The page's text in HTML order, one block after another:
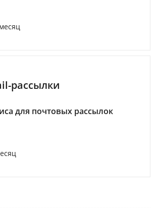
рассылки
для почтовых рассылок